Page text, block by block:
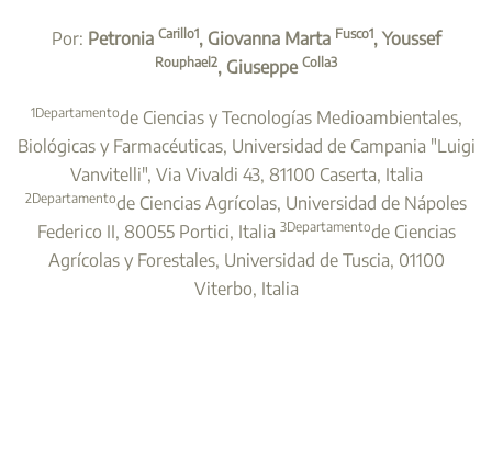
Por: Petronia Carillo1, Giovanna Marta Fusco1, Youssef
Rouphael2, Giuseppe Colla3
1Departamentode Ciencias y Tecnologías Medioambientales,
Biológicas y Farmacéuticas, Universidad de Campania "Luigi
Vanvitelli", Via Vivaldi 43, 81100 Caserta, Italia
2Departamentode Ciencias Agrícolas, Universidad de Nápoles
Federico II, 80055 Portici, Italia 3Departamentode Ciencias
Agrícolas y Forestales, Universidad de Tuscia, 01100
Viterbo, Italia